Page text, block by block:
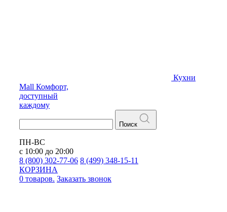
Кухни
Mall Комфорт,
доступный
каждому
Поиск
ПН-ВС
с 10:00 до 20:00
8 (800) 302-77-06 8 (499) 348-15-11
КОРЗИНА
0 товаров. Заказать звонок